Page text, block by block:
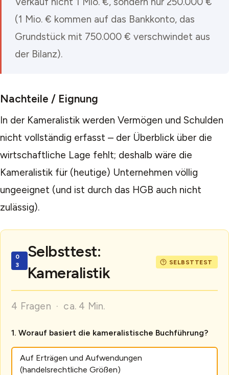
(1 Mio. € kommen auf das Bankkonto, das
Grundstück mit 750.000 € verschwindet aus
der Bilanz).
Nachteile / Eignung
In der Kameralistik werden Vermögen und Schulden
nicht vollständig erfasst – der Überblick über die
wirtschaftliche Lage fehlt; deshalb wäre die
Kameralistik für (heutige) Unternehmen völlig
ungeeignet (und ist durch das HGB auch nicht
zulässig).
Selbsttest:
Kameralistik
4 Fragen · ca. 4 Min.
Worauf basiert die kameralistische Buchführung?
Auf Erträgen und Aufwendungen
(handelsrechtliche Größen)